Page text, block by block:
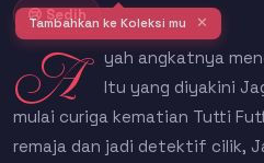
Tambahkan ke Koleksi mu ✕
😢 Sedih
A
yah angkatnya
Itu yang diyakini
mulai curiga kematian Tutti
remaja dan jadi detektif cilik,